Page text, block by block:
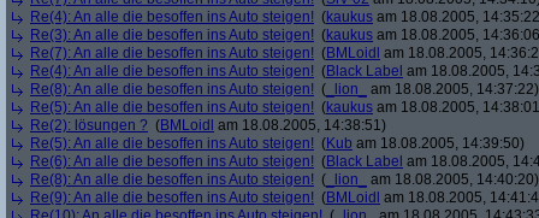
Re(4): An alle die besoffen ins Auto steigen! (kaukus am 18.08.2005,
Re(3): An alle die besoffen ins Auto steigen! (kaukus am 18.08.2005,
Re(7): An alle die besoffen ins Auto steigen! (BMLoidl am 18.08.2005,
Re(4): An alle die besoffen ins Auto steigen! (Black Label am 18.08.2005,
Re(8): An alle die besoffen ins Auto steigen! ( _lion_
am 18.08.2005, 14:37:22)
Re(5): An alle die besoffen ins Auto steigen! (kaukus am 18.08.2005,
Re(2): lösungen ? (BMLoidl am 18.08.2005, 14:38:51)
Re(5): An alle die besoffen ins Auto steigen! (Kub am 18.08.2005, 14:39:50)
Re(6): An alle die besoffen ins Auto steigen! (Black Label am 18.08.2005,
Re(8): An alle die besoffen ins Auto steigen! ( _lion_
am 18.08.2005, 14:40:20)
Re(9): An alle die besoffen ins Auto steigen! (BMLoidl am 18.08.2005,